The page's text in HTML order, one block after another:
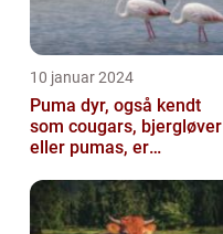
10 januar 2024
Puma dyr, også kendt
som cougars, bjergløver
eller pumas, er
imponerende væsener,
de...